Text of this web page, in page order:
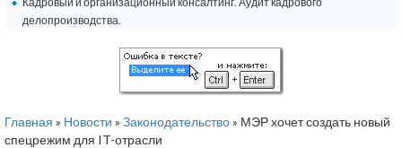
делопроизводства.
Главная » Новости » Законодательство» МЭР хочет создать новый
спецрежим для IT-отрасли